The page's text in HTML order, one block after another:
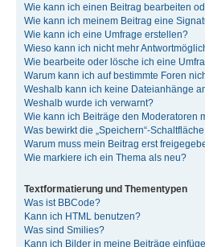
Wie kann ich einen Beitrag bearbeiten
Wie kann ich meinem Beitrag eine
Wie kann ich eine Umfrage erstellen?
Wieso kann ich nicht mehr
Wie bearbeite oder lösche ich eine
Warum kann ich auf bestimmte Foren
Weshalb kann ich keine Dateianhänge
Weshalb wurde ich verwarnt?
Wie kann ich Beiträge den Moderatoren
Was bewirkt die „Speichern“-
Warum muss mein Beitrag erst
Wie markiere ich ein Thema als neu?
Textformatierung und Thementypen
Was ist BBCode?
Kann ich HTML benutzen?
Was sind Smilies?
Kann ich Bilder in meine Beiträge